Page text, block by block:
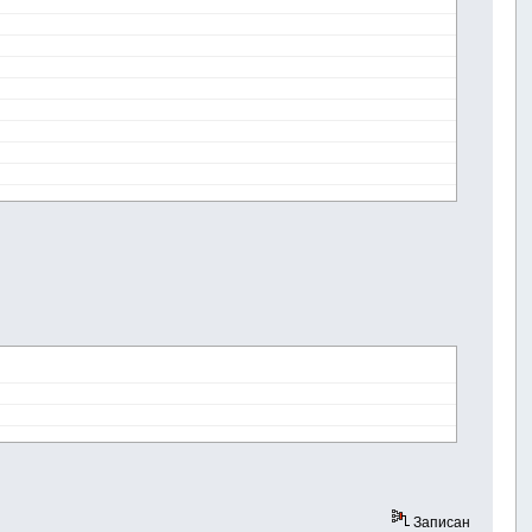
Записан